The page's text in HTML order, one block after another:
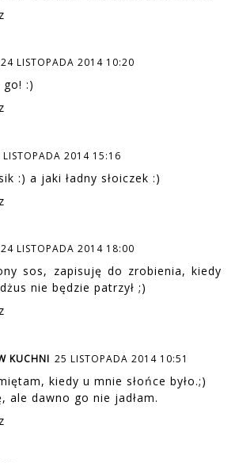
24 LISTOPADA 2014 10:20
go! :)
LISTOPADA 2014 15:16
:) a jaki ładny słoiczek :)
24 LISTOPADA 2014 18:00
sos, zapisuję do zrobienia, kiedy
nie będzie patrzył ;)
KUCHNI 25 LISTOPADA 2014 10:51
kiedy u mnie słońce było.;)
ale dawno go nie jadłam.